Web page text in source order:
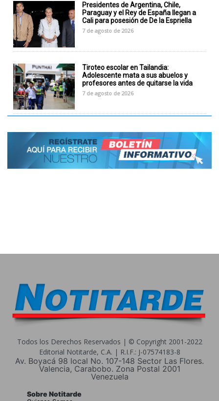
Presidentes de Argentina, Chile,
Paraguay y el Rey de España llegan a
Cali para posesión de De la Espriella
7 de agosto de 2026
Tiroteo escolar en Tailandia:
Adolescente mata a sus abuelos y
profesores antes de quitarse la vida
7 de agosto de 2026
Todos los Derechos Reservados | © Copyright 2001-2022
Editorial Notitarde, C.A. | R.I.F.: J-07574183-8
Av. Boyacá 98 local No. 107-148 Sector Las Flores.
Valencia, Carabobo. Zona Postal 2001
Venezuela
Sobre Notitarde